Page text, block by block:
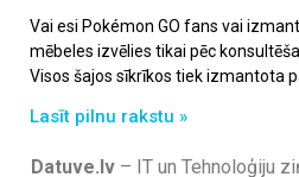
Vai esi Pokémon GO fans vai
mēbeles izvēlies tikai pēc
Visos šajos sīkrīkos tiek izmantota
Lasīt pilnu rakstu »
Datuve.lv– IT un Tehnoloģiju